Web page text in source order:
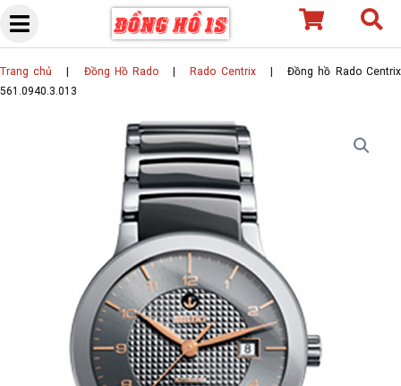
Skip
content
Trang chủ Đồng Hồ Rado Rado Centrix| Đồng hồ Rado Centrix
561.0940.3.013